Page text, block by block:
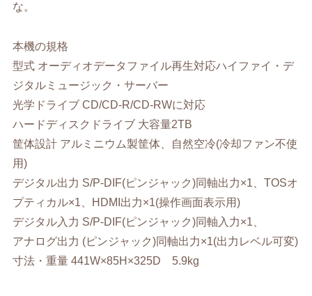
な。
本機の規格
型式 オーディオデータファイル再生対応ハイファイ・デ
ジタルミュージック・サーバー
光学ドライブ CD/CD-R/CD-RWに対応
ハードディスクドライブ 大容量2TB
筐体設計 アルミニウム製筐体、自然空冷(冷却ファン不使
用)
デジタル出力 S/P-DIF(ピンジャック)同軸出力×1、TOSオ
プティカル×1、HDMI出力×1(操作画面表示用)
デジタル入力 S/P-DIF(ピンジャック)同軸入力×1、
アナログ出力 (ピンジャック)同軸出力×1(出力レベル可変)
寸法・重量 441W×85H×325D 5.9kg